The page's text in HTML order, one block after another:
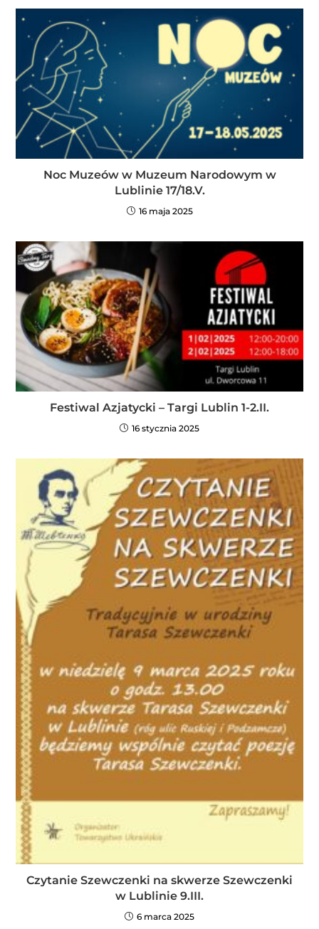
Noc Muzeów w Muzeum Narodowym w
Lublinie 17/18.V.
16 maja 2025
Festiwal Azjatycki – Targi Lublin 1-2.II.
16 stycznia 2025
Czytanie Szewczenki na skwerze Szewczenki
w Lublinie 9.III.
6 marca 2025